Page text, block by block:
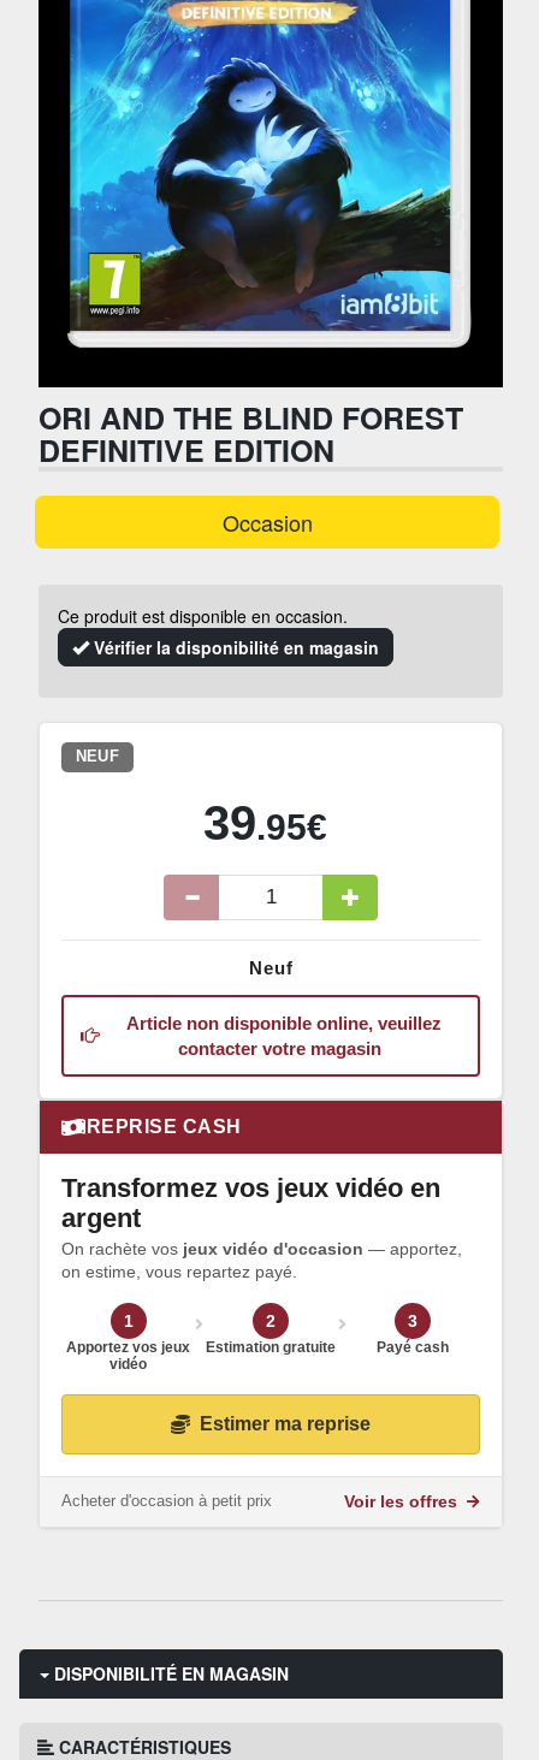
ORI AND THE BLIND FOREST
DEFINITIVE EDITION
Occasion
Ce produit est disponible en occasion.
Vérifier la disponibilité en magasin
NEUF
39.95€
Neuf
Article non disponible online, veuillez
contacter votre magasin
REPRISE CASH
Transformez vos jeux vidéo en
argent
On rachète vos jeux vidéo d'occasion — apportez,
on estime, vous repartez payé.
1
Apportez vos jeux
vidéo
2
Estimation gratuite
3
Payé cash
Estimer ma reprise
Acheter d'occasion à petit prix Voir les offres
DISPONIBILITÉ EN MAGASIN
CARACTÉRISTIQUES